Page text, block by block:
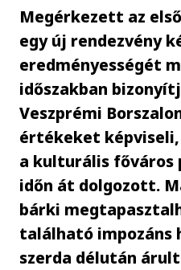
Megérkezett az
egy új rendezvény
eredményességét
időszakban
Veszprémi
értékeket
a kulturális főváros
időn át dolgozott.
bárki
található impozáns
szerda délután